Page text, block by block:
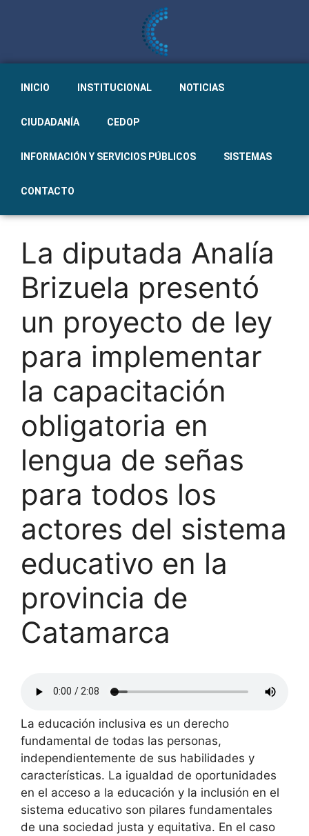
INICIO INSTITUCIONAL NOTICIAS
CIUDADANÍA CEDOP
INFORMACIÓN Y SERVICIOS PÚBLICOS SISTEMAS
CONTACTO
La diputada Analía
Brizuela presentó
un proyecto de ley
para implementar
la capacitación
obligatoria en
lengua de señas
para todos los
actores del sistema
educativo en la
provincia de
Catamarca
La educación inclusiva es un derecho
fundamental de todas las personas,
independientemente de sus habilidades y
características. La igualdad de oportunidades
en el acceso a la educación y la inclusión en el
sistema educativo son pilares fundamentales
de una sociedad justa y equitativa. En el caso